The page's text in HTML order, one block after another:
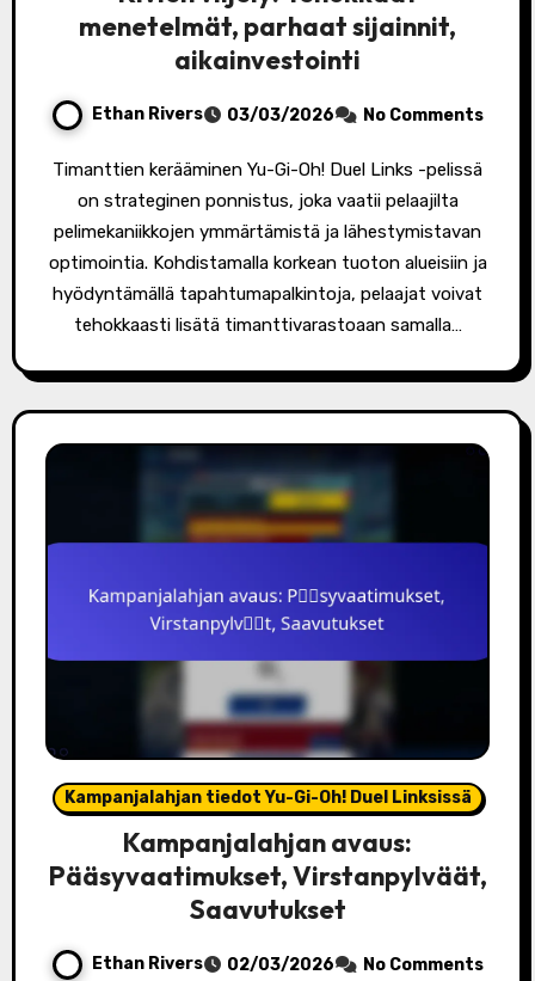
menetelmät, parhaat sijainnit,
aikainvestointi
Ethan Rivers 03/03/2026 No Comments
Timanttien kerääminen Yu-Gi-Oh! Duel Links -pelissä
on strateginen ponnistus, joka vaatii pelaajilta
pelimekaniikkojen ymmärtämistä ja lähestymistavan
optimointia. Kohdistamalla korkean tuoton alueisiin ja
hyödyntämällä tapahtumapalkintoja, pelaajat voivat
tehokkaasti lisätä timanttivarastoaan samalla…
Kampanjalahjan tiedot Yu-Gi-Oh! Duel Linksissä
Kampanjalahjan avaus:
Pääsyvaatimukset, Virstanpylväät,
Saavutukset
Ethan Rivers 02/03/2026 No Comments